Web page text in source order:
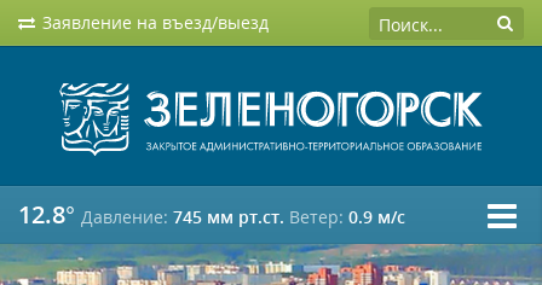
Заявление на въезд/выезд
12.8° Давление: 745 мм рт.ст. Ветер: 0.9 м/c